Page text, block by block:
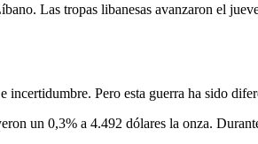
Las tropas libanesas avanzaron el
Pero esta guerra ha sido
un 0,3% a 4.492 dólares la onza.